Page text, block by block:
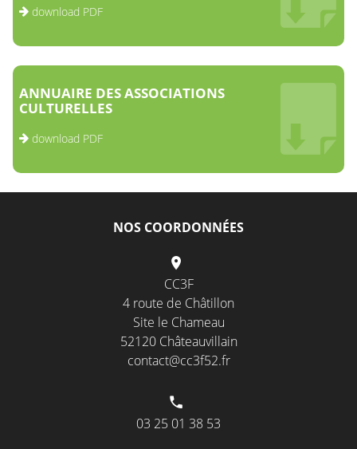
download PDF
ANNUAIRE DES ASSOCIATIONS
CULTURELLES
download PDF
NOS COORDONNÉES
CC3F
4 route de Châtillon
Site le Chameau
52120 Châteauvillain
contact@cc3f52.fr
03 25 01 38 53